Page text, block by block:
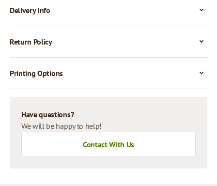
Delivery Info
Return Policy
Printing Options
Have questions?
We will be happy to help!
Contact With Us